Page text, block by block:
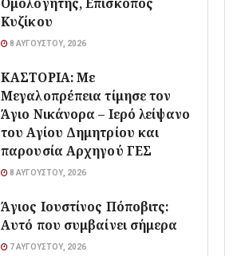
Ομολογητής, Επίσκοπος
Κυζίκου
8 ΑΥΓΟΎΣΤΟΥ, 2026
ΚΑΣΤΟΡΙΑ: Με
Μεγαλοπρέπεια τίμησε τον
Άγιο Νικάνορα – Ιερό λείψανο
του Αγίου Δημητρίου και
παρουσία Αρχηγού ΓΕΣ
8 ΑΥΓΟΎΣΤΟΥ, 2026
Άγιος Ιουστίνος Πόποβιτς:
Αυτό που συμβαίνει σήμερα
7 ΑΥΓΟΎΣΤΟΥ, 2026